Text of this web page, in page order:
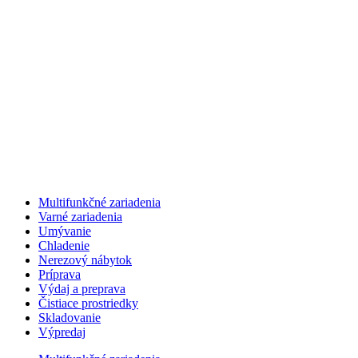
Multifunkčné zariadenia
Varné zariadenia
Umývanie
Chladenie
Nerezový nábytok
Príprava
Výdaj a preprava
Čistiace prostriedky
Skladovanie
Výpredaj